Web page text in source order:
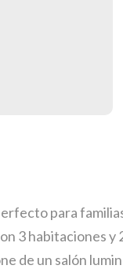
para
3 habitaciones y
de un salón